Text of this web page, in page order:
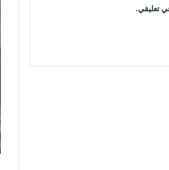
تعليقي.